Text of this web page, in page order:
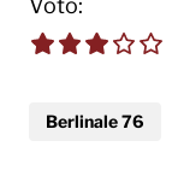
Voto:
Berlinale 76